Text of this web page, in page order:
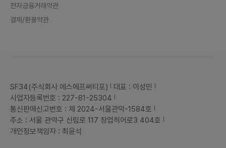
전자금융거래약관
결제/환불약관
SF34(주식회사 에스에프써티포)
대표 : 이성민
사업자등록번호 : 227-81-25304
통신판매신고번호 : 제 2024-서울관악-1584호
주소 : 서울 관악구 신림로 117 창업히어로3 404호
개인정보책임자 : 최윤석